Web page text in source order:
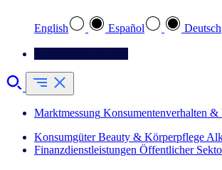
English Español Deutsch
Marktmessung Konsumentenverhalten &
Konsumgüter Beauty & Körperpflege
Finanzdienstleistungen Öffentlicher